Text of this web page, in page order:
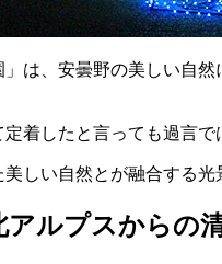
は、安曇野の美しい自
着したと言っても過言
しい自然とが融合する光
ルプスからの